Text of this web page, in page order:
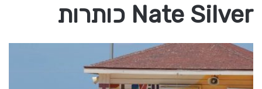
Nate Silver כותרות